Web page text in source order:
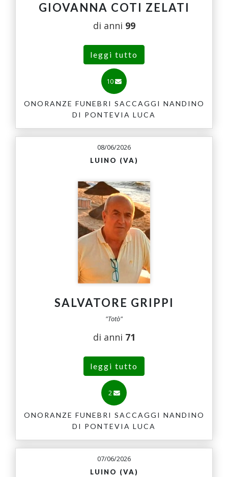
GIOVANNA COTI ZELATI
di anni 99
leggi tutto
10
ONORANZE FUNEBRI SACCAGGI NANDINO
DI PONTEVIA LUCA
08/06/2026
LUINO (VA)
SALVATORE GRIPPI
"Totò"
di anni 71
leggi tutto
2
ONORANZE FUNEBRI SACCAGGI NANDINO
DI PONTEVIA LUCA
07/06/2026
LUINO (VA)